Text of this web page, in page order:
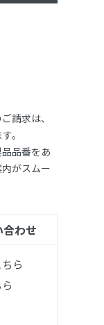
請求は、
。
品番をあ
がスムー
わせ
ら